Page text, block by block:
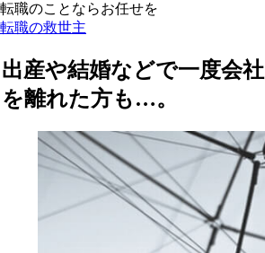
転職のことならお任せを
転職の救世主
出産や結婚などで一度会社
を離れた方も…。